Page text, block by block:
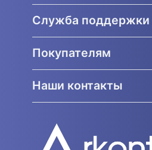
Служба поддержки
Покупателям
Наши контакты